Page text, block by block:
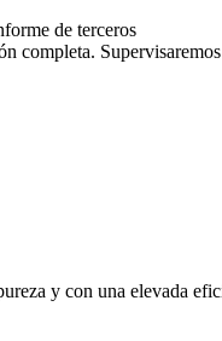
de terceros
y con una elevada